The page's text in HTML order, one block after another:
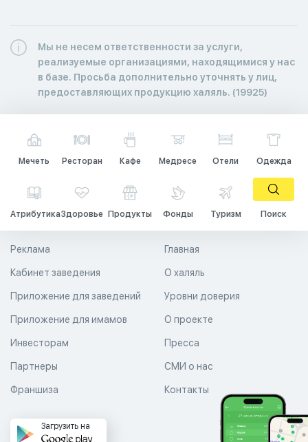
Мы не несем ответственности за услуги,
реализуемые организациями, находящимися у нас
в базе. Просьба дополнительно уточнять у лиц,
предоставляющих продукцию халяль. (19925)
Мечеть Ресторан Кафе Медресе Отели Одежда
АтрибутикаЗдоровье Продукты Фонды Туризм Поиск
Главная
О халяль
Уровни доверия
Реклама
Кабинет заведения
Приложение для заведений
Приложение для имамов О проекте
Пресса
СМИ о нас
Контакты
Инвесторам
Партнеры
Франшиза
Загрузить на